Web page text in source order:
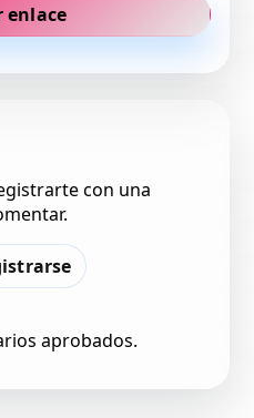
enlace
con una
aprobados.